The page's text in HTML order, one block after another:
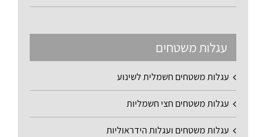
עגלות משטחים
עגלות משטחים חשמלית לשינוע
עגלות משטחים חצי חשמליות
עגלות משטחים ועגלות הידראוליות